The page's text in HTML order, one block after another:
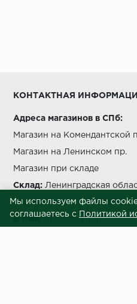
КОНТАКТНАЯ
Адреса магазинов в СПб:
Магазин на Комендантской
Магазин на Ленинском пр.
Магазин при складе
Склад: Ленинградская
Звоните нам:+7 812 245 69
E-mail: info@ctom.su
Мы используем файлы
соглашаетесь с
Политикой